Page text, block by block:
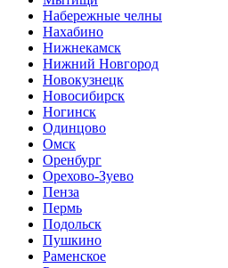
Набережные челны
Нахабино
Нижнекамск
Нижний Новгород
Новокузнецк
Новосибирск
Ногинск
Одинцово
Омск
Оренбург
Орехово-Зуево
Пенза
Пермь
Подольск
Пушкино
Раменское